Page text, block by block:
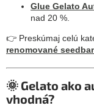
Glue Gelato
nad 20 %.
👉 Preskúmaj celú
renomované
🌞 Gelato ako
vhodná?